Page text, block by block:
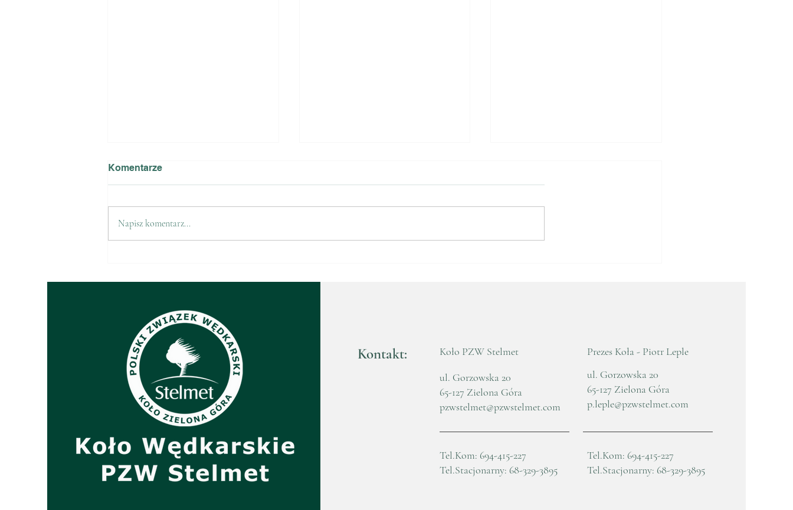
2025
Komentarze
Napisz komentarz...
Kontakt:
Koło PZW Stelmet
ul. Gorzowska 20
65-127 Zielona Góra
pzwstelmet@pzwstelmet.com
Tel.Kom: 694-415-227
Tel.Stacjonarny: 68-329-3895
Prezes Koła - Piotr Leple
ul. Gorzowska 20
65-127 Zielona Góra
p.leple@pzwstelmet.com
Tel.Kom: 694-415-227
Tel.Stacjonarny: 68-329-3895